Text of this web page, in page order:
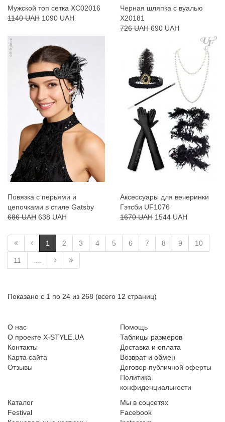
Мужской топ сетка XC02016
1140 UAH 1090 UAH
Черная шляпка с вуалью
X20181
726 UAH 690 UAH
Повязка с перьями и
цепочками в стиле Gatsby
686 UAH 638 UAH
Аксессуары для вечеринки
Гэтсби UF1076
1670 UAH 1544 UAH
1 2 3 4 5 6 7 8 9 10
11 ....
Показано с 1 по 24 из 268 (всего 12 страниц)
О нас
О проекте X-STYLE.UA
Контакты
Карта сайта
Отзывы
Помощь
Таблицы размеров
Доставка и оплата
Возврат и обмен
Договор публичной оферты
Политика
конфиденциальности
Каталог
Festival
Мы в соцсетях
Facebook